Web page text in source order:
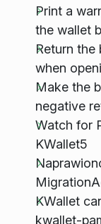
Print a
the wallet
Return the
when
Make the
negative
Watch for
KWallet5
KWallet
kwallet-